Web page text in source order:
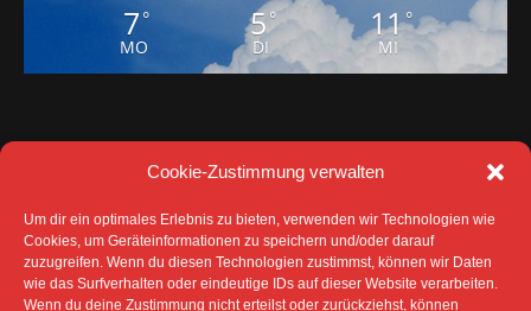
Cookie-Zustimmung verwalten
Um dir ein optimales Erlebnis zu bieten, verwenden wir Technologien wie
Cookies, um Geräteinformationen zu speichern und/oder darauf
zuzugreifen. Wenn du diesen Technologien zustimmst, können wir Daten
wie das Surfverhalten oder eindeutige IDs auf dieser Website verarbeiten.
Wenn du deine Zustimmung nicht erteilst oder zurückziehst, können
7 °
MO
5°
DI
11°
MI